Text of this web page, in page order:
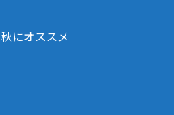
秋にオススメ